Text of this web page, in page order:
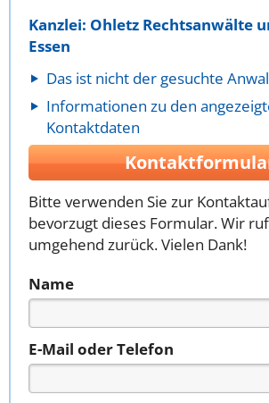
Kanzlei: Ohletz Rechtsanwälte
Essen
Das ist nicht der gesuchte
Informationen zu den
Kontaktdaten
Bitte verwenden Sie zur
bevorzugt dieses Formular. Wir
umgehend zurück. Vielen Dank!
Name
E-Mail oder Telefon